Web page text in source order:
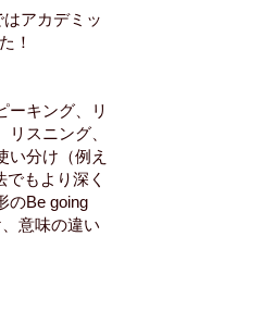
アカデミッ
！
ーキング、リ
スニング、
い分け（例え
もより深く
のBe going
意味の違い